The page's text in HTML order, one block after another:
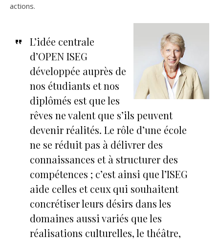
actions.
L’idée centrale
d’OPEN ISEG
développée auprès de
nos étudiants et nos
diplômés est que les
rêves ne valent que s’ils peuvent
devenir réalités. Le rôle d’une école
ne se réduit pas à délivrer des
connaissances et à structurer des
compétences ; c’est ainsi que l’ISEG
aide celles et ceux qui souhaitent
concrétiser leurs désirs dans les
domaines aussi variés que les
réalisations culturelles, le théâtre,